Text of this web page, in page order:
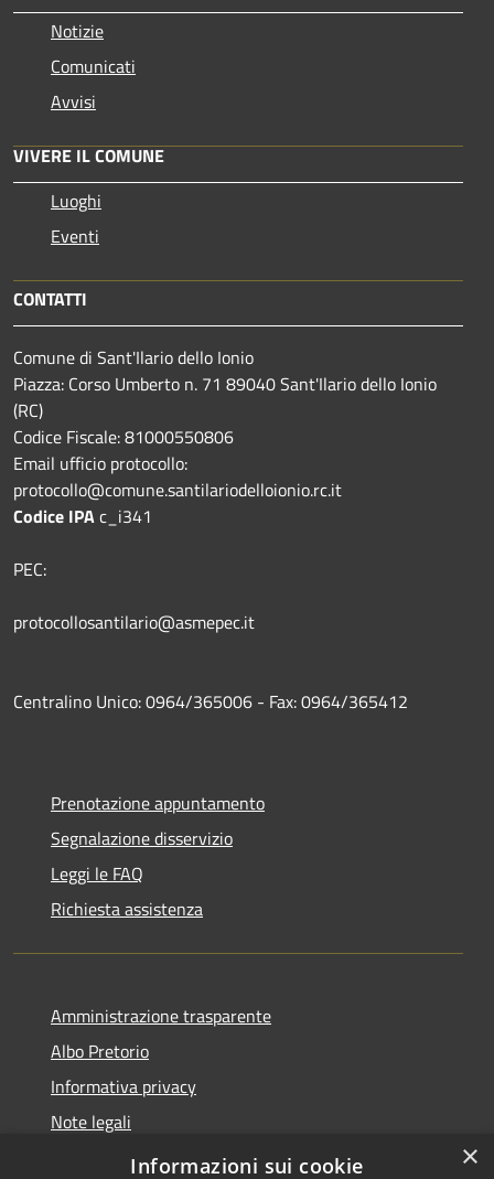
Notizie
Comunicati
Avvisi
VIVERE IL COMUNE
Luoghi
Eventi
CONTATTI
Comune di Sant'Ilario dello Ionio
Piazza: Corso Umberto n. 71 89040 Sant'Ilario dello Ionio
(RC)
Codice Fiscale: 81000550806
Email ufficio protocollo:
protocollo@comune.santilariodelloionio.rc.it
Codice IPAc_i341
PEC:
protocollosantilario@asmepec.it
Centralino Unico: 0964/365006 - Fax: 0964/365412
Prenotazione appuntamento
Segnalazione disservizio
Leggi le FAQ
Richiesta assistenza
Amministrazione trasparente
Albo Pretorio
Informativa privacy
Note legali
Dichiarazione di accessibilità
×
Informazioni sui cookie